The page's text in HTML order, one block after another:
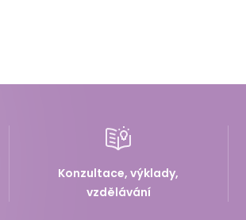
Konzultace, výklady,
vzdělávání